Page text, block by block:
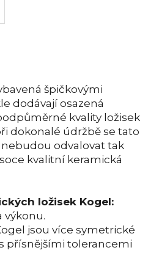
špičkovými
dodávají osazená
kvality ložisek
dokonalé údržbě se tato
odvalovat tak
kvalitní keramická
ložisek Kogel:
výkonu.
jsou více symetrické
přísnějšími tolerancemi